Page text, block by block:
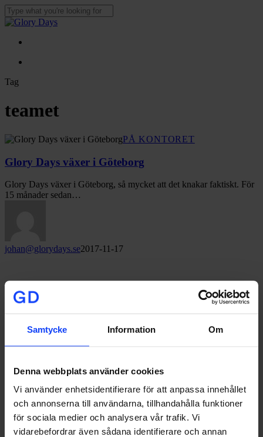
Samtycke Information Om
Denna webbplats använder cookies
Vi använder enhetsidentifierare för att anpassa innehållet
och annonserna till användarna, tillhandahålla funktioner
för sociala medier och analysera vår trafik. Vi
vidarebefordrar även sådana identifierare och annan
Skip
to
content
Close
Menu
Tag
teamet
Glory
växer
i
Göteborg
PÅ KONTORET
Glory Days växer i Göteborg
Glory Days växer i Göteborg, så mycket att det knakar faktiskt. För
15 månader sedan…
johan@glorydays.se2017-11-17
Signa upp på vårt nyhetsbrev
I vårintegritetspolicykan
du läsa hur vi hanterar dina personuppgifter.
Stockholm
Stortorget 7, 2 tr
111 29 Stockholm
+46 8-533 308 50